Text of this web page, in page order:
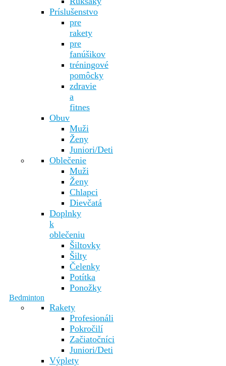
Príslušenstvo
pre
rakety
pre
fanúšikov
tréningové
pomôcky
zdravie
a
fitnes
Obuv
Muži
Ženy
Juniori/Deti
Oblečenie
Muži
Ženy
Chlapci
Dievčatá
Doplnky
k
oblečeniu
Šiltovky
Šilty
Čelenky
Potítka
Ponožky
Bedminton
Rakety
Profesionáli
Pokročilí
Začiatočníci
Juniori/Deti
Výplety